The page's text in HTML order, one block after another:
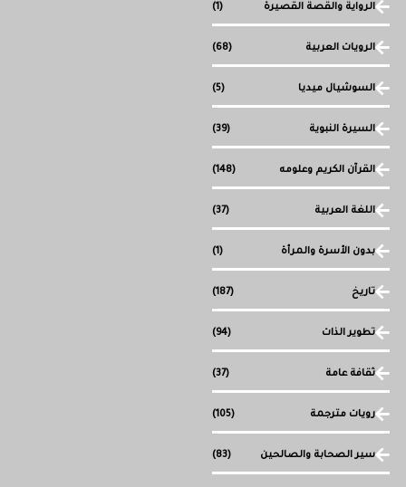
الرواية والقصة القصيرة (1)
الرويات العربية (68)
السوشيال ميديا (5)
السيرة النبوية (39)
القرآن الكريم وعلومه (148)
اللغة العربية (37)
بدون الأسرة والمرأة (1)
تاريخ (187)
تطوير الذات (94)
ثقافة عامة (37)
رويات مترجمة (105)
سير الصحابة والصالحين (83)